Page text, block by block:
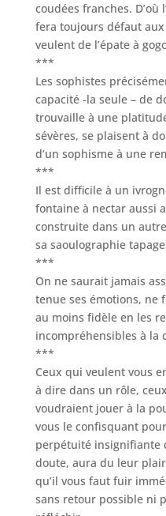
coudées franches.
fera toujours défaut
veulent de l’épate à
***
Les sophistes
capacité -la seule – de
trouvaille à une
sévères, se plaisent à
d’un sophisme à une
***
Il est difficile à un
fontaine à nectar aussi
construite dans un
sa saoulographie
***
On ne saurait jamais
tenue ses émotions, ne
au moins fidèle en les
incompréhensibles à la
***
Ceux qui veulent vous
à dire dans un rôle,
voudraient jouer à la
vous le confisquant
perpétuité insignifiante
doute, aura du leur
qu’il vous faut fuir
sans retour possible ni